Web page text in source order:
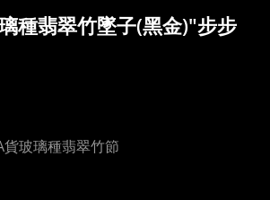
種翡翠竹墜子(黑金)"步步
玻璃種翡翠竹節